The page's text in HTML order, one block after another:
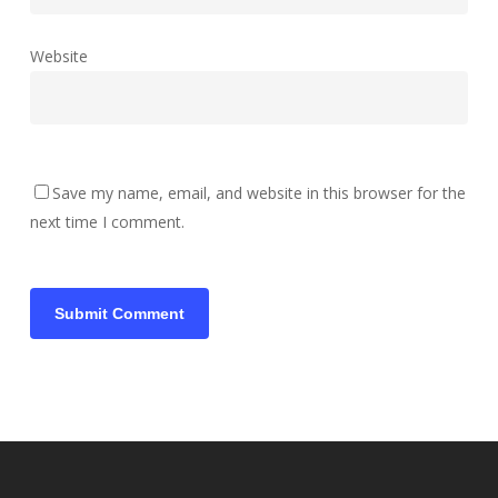
Website
Save my name, email, and website in this browser for the
next time I comment.